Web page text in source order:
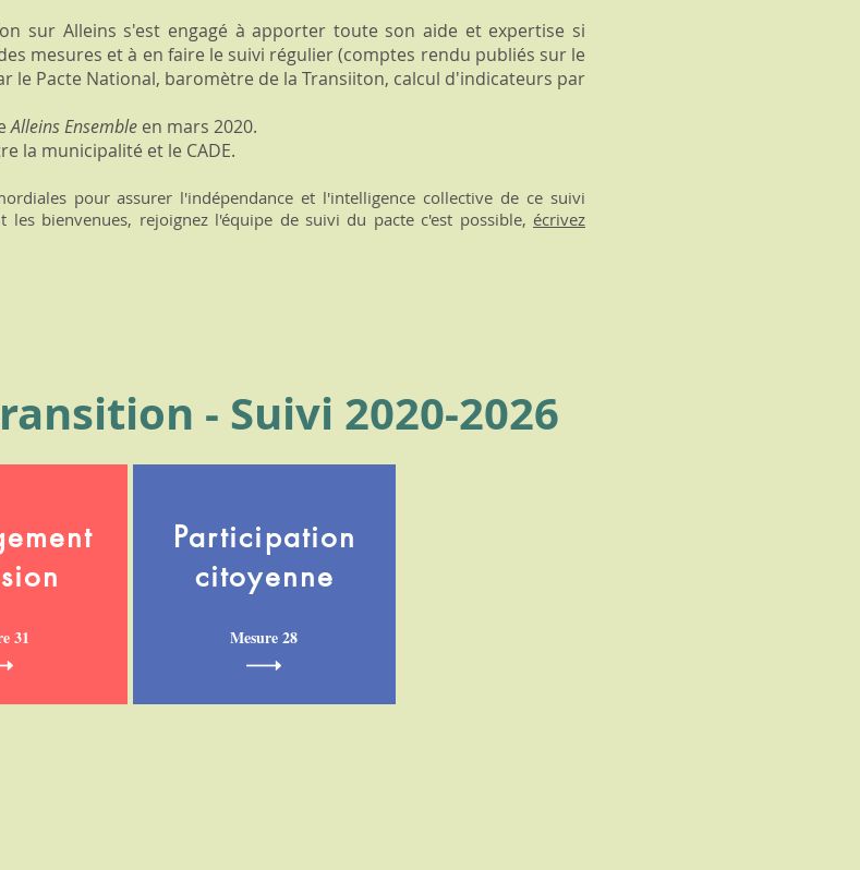
sur Alleins s'est engagé à apporter toute son aide et expertise si
mesures et à en faire le suivi régulier (comptes rendu publiés sur le
le Pacte National, baromètre de la Transiiton, calcul d'indicateurs par
Alleins Ensemble en mars 2020.
la municipalité et le CADE.
pour assurer l'indépendance et l'intelligence collective de ce suivi
bienvenues, rejoignez l'équipe de suivi du pacte c'est possible, écrivez
- Suivi 2020-2026
31
Participation
citoyenne
Mesure 28